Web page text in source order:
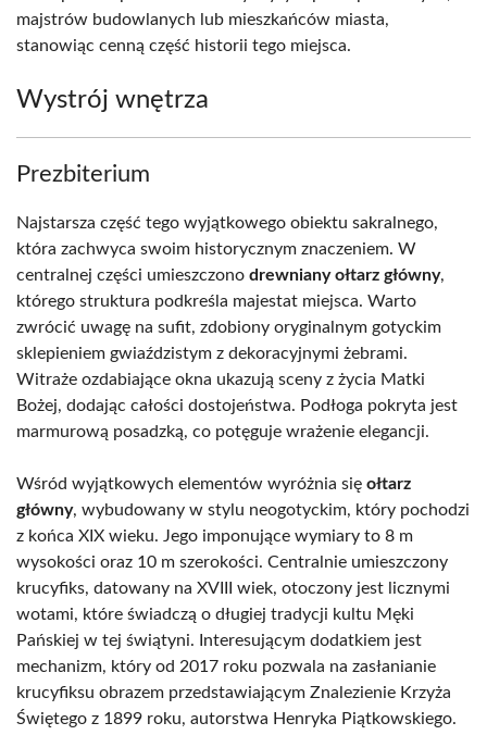
majstrów budowlanych lub mieszkańców miasta,
stanowiąc cenną część historii tego miejsca.
Wystrój wnętrza
Prezbiterium
Najstarsza część tego wyjątkowego obiektu sakralnego,
która zachwyca swoim historycznym znaczeniem. W
centralnej części umieszczono drewniany ołtarz główny,
którego struktura podkreśla majestat miejsca. Warto
zwrócić uwagę na sufit, zdobiony oryginalnym gotyckim
sklepieniem gwiaździstym z dekoracyjnymi żebrami.
Witraże ozdabiające okna ukazują sceny z życia Matki
Bożej, dodając całości dostojeństwa. Podłoga pokryta jest
marmurową posadzką, co potęguje wrażenie elegancji.
Wśród wyjątkowych elementów wyróżnia się ołtarz
główny, wybudowany w stylu neogotyckim, który pochodzi
z końca XIX wieku. Jego imponujące wymiary to 8 m
wysokości oraz 10 m szerokości. Centralnie umieszczony
krucyfiks, datowany na XVIII wiek, otoczony jest licznymi
wotami, które świadczą o długiej tradycji kultu Męki
Pańskiej w tej świątyni. Interesującym dodatkiem jest
mechanizm, który od 2017 roku pozwala na zasłanianie
krucyfiksu obrazem przedstawiającym Znalezienie Krzyża
Świętego z 1899 roku, autorstwa Henryka Piątkowskiego.